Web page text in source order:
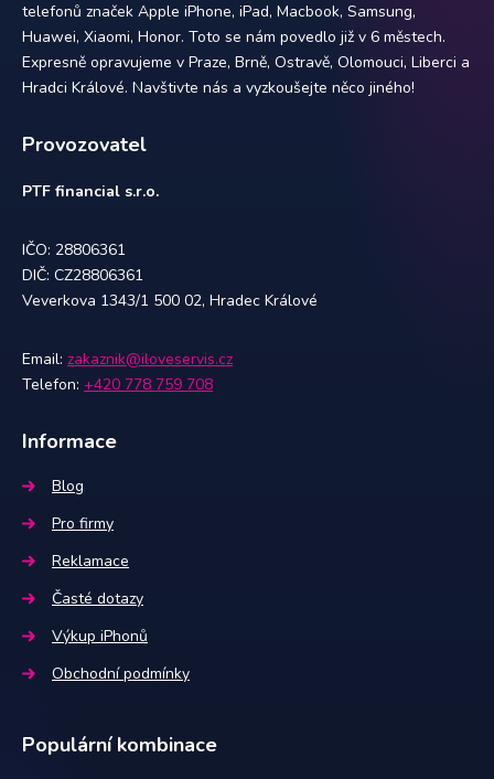
telefonů značek Apple iPhone, iPad, Macbook, Samsung,
Huawei, Xiaomi, Honor. Toto se nám povedlo již v 6 městech.
Expresně opravujeme v Praze, Brně, Ostravě, Olomouci, Liberci a
Hradci Králové. Navštivte nás a vyzkoušejte něco jiného!
Provozovatel
PTF financial s.r.o.
IČO: 28806361
DIČ: CZ28806361
Veverkova 1343/1 500 02, Hradec Králové
Email: zakaznik@iloveservis.cz
Telefon: +420 778 759 708
Informace
Blog
Pro firmy
Reklamace
Časté dotazy
Výkup iPhonů
Obchodní podmínky
Populární kombinace